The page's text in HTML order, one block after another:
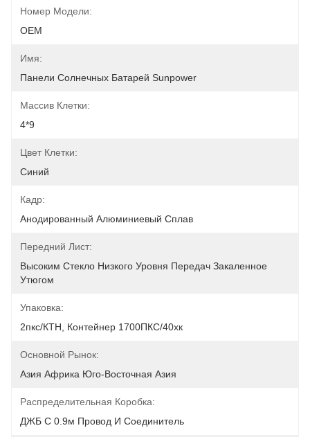
Номер Модели:
OEM
Имя:
Панели Солнечных Батарей Sunpower
Массив Клетки:
4*9
Цвет Клетки:
Синий
Кадр:
Анодированный Алюминиевый Сплав
Передний Лист:
Высоким Стекло Низкого Уровня Передач Закаленное
Утюгом
Упаковка:
2пкс/КТН, Контейнер 1700ПКС/40хк
Основной Рынок:
Азия Африка Юго-Восточная Азия
Распределительная Коробка:
ДЖБ С 0.9м Провод И Соединитель